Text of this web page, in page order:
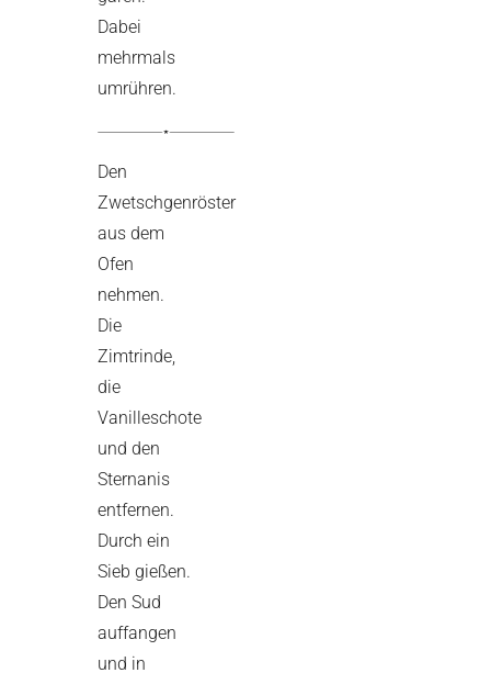
Dabei
mehrmals
umrühren.
Den
Zwetschgenröster
aus dem
Ofen
nehmen.
Die
Zimtrinde,
die
Vanilleschote
und den
Sternanis
entfernen.
Durch ein
Sieb gießen.
Den Sud
auffangen
und in